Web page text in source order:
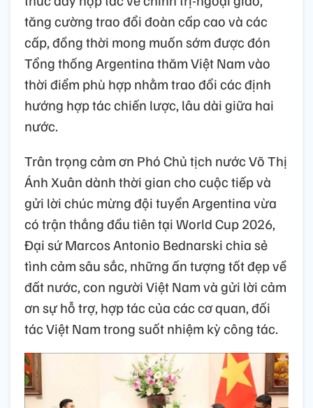
tăng cường trao đổi đoàn cấp cao và các
cấp, đồng thời mong muốn sớm được đón
Tổng thống Argentina thăm Việt Nam vào
thời điểm phù hợp nhằm trao đổi các định
hướng hợp tác chiến lược, lâu dài giữa hai
nước.
Trân trọng cảm ơn Phó Chủ tịch nước Võ Thị
Ánh Xuân dành thời gian cho cuộc tiếp và
gửi lời chúc mừng đội tuyển Argentina vừa
có trận thắng đầu tiên tại World Cup 2026,
Đại sứ Marcos Antonio Bednarski chia sẻ
tình cảm sâu sắc, những ấn tượng tốt đẹp về
đất nước, con người Việt Nam và gửi lời cảm
ơn sự hỗ trợ, hợp tác của các cơ quan, đối
tác Việt Nam trong suốt nhiệm kỳ công tác.